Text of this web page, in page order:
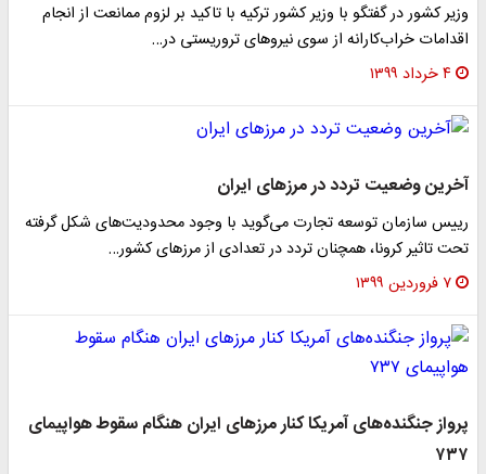
وزیر کشور در گفتگو با وزیر کشور ترکیه با تاکید بر لزوم ممانعت از انجام
اقدامات خراب‌کارانه از سوی نیرو‌های تروریستی در…
۴ خرداد ۱۳۹۹
آخرین وضعیت تردد در مرزهای ایران
رییس سازمان توسعه تجارت می‌گوید با وجود محدودیت‌های شکل گرفته
تحت تاثیر کرونا، همچنان تردد در تعدادی از مرزهای کشور…
۷ فروردین ۱۳۹۹
پرواز جنگنده‌های آمریکا کنار مرزهای ایران هنگام سقوط هواپیمای
۷۳۷